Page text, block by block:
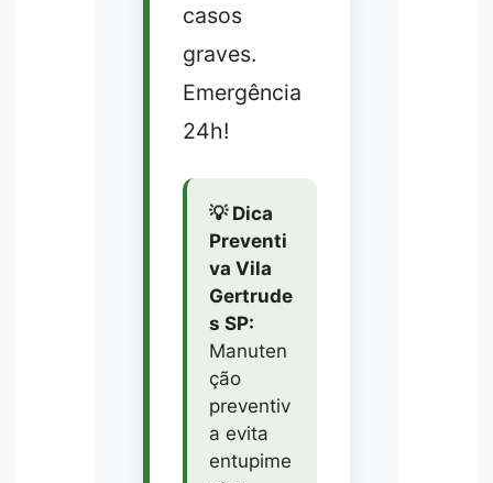
casos
graves.
Emergência
24h!
💡 Dica
Preventi
va Vila
Gertrude
s SP:
Manuten
ção
preventiv
a evita
entupime